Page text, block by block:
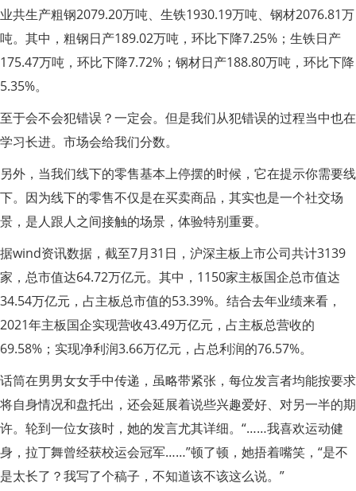
业共生产粗钢2079.20万吨、生铁1930.19万吨、钢材2076.81万
吨。其中，粗钢日产189.02万吨，环比下降7.25%；生铁日产
175.47万吨，环比下降7.72%；钢材日产188.80万吨，环比下降
5.35%。
至于会不会犯错误？一定会。但是我们从犯错误的过程当中也在
学习长进。市场会给我们分数。
另外，当我们线下的零售基本上停摆的时候，它在提示你需要线
下。因为线下的零售不仅是在买卖商品，其实也是一个社交场
景，是人跟人之间接触的场景，体验特别重要。
据wind资讯数据，截至7月31日，沪深主板上市公司共计3139
家，总市值达64.72万亿元。其中，1150家主板国企总市值达
34.54万亿元，占主板总市值的53.39%。结合去年业绩来看，
2021年主板国企实现营收43.49万亿元，占主板总营收的
69.58%；实现净利润3.66万亿元，占总利润的76.57%。
话筒在男男女女手中传递，虽略带紧张，每位发言者均能按要求
将自身情况和盘托出，还会延展着说些兴趣爱好、对另一半的期
许。轮到一位女孩时，她的发言尤其详细。“……我喜欢运动健
身，拉丁舞曾经获校运会冠军……”顿了顿，她捂着嘴笑，“是不
是太长了？我写了个稿子，不知道该不该这么说。”